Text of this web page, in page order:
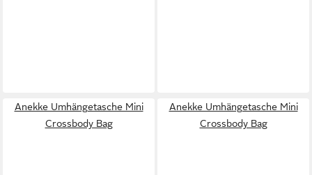
Anekke Umhängetasche Mini
Crossbody Bag
Anekke Umhängetasche Mini
Crossbody Bag